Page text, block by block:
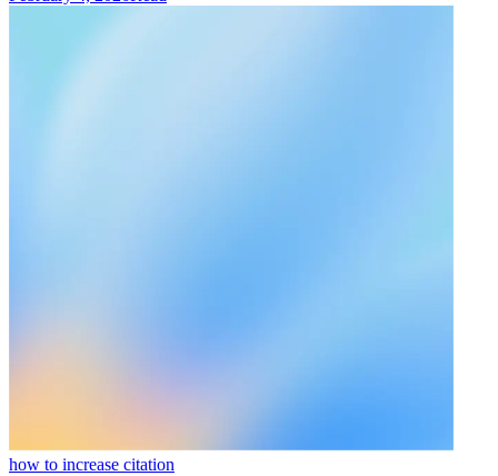
how to increase citation